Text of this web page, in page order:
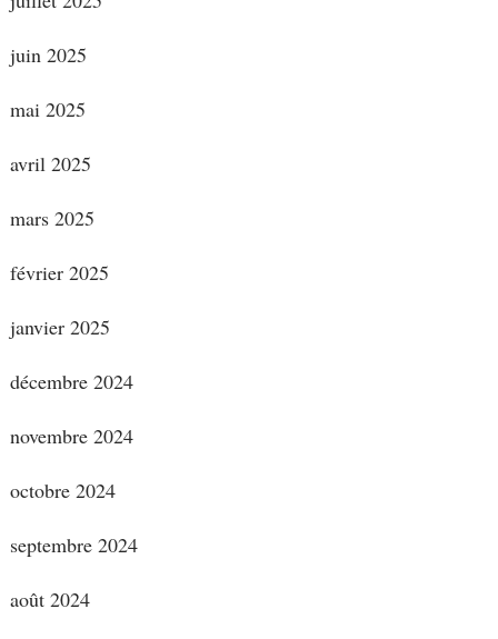
juin 2025
mai 2025
avril 2025
mars 2025
février 2025
janvier 2025
décembre 2024
novembre 2024
octobre 2024
septembre 2024
août 2024